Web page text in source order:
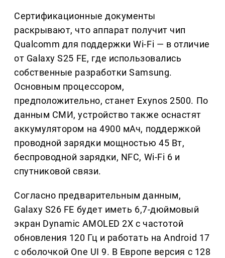
Сертификационные документы
раскрывают, что аппарат получит чип
Qualcomm для поддержки Wi-Fi — в отличие
от Galaxy S25 FE, где использовались
собственные разработки Samsung.
Основным процессором,
предположительно, станет Exynos 2500. По
данным СМИ, устройство также оснастят
аккумулятором на 4900 мАч, поддержкой
проводной зарядки мощностью 45 Вт,
беспроводной зарядки, NFC, Wi-Fi 6 и
спутниковой связи.
Согласно предварительным данным,
Galaxy S26 FE будет иметь 6,7-дюймовый
экран Dynamic AMOLED 2X с частотой
обновления 120 Гц и работать на Android 17
с оболочкой One UI 9. В Европе версия с 128